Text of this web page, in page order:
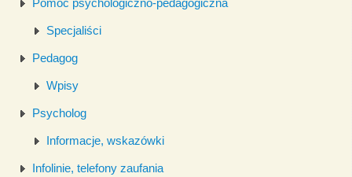
Pomoc psychologiczno-pedagogiczna
Specjaliści
Pedagog
Wpisy
Psycholog
Informacje, wskazówki
Infolinie, telefony zaufania